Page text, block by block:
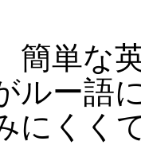
簡単な
ルー語
にくく